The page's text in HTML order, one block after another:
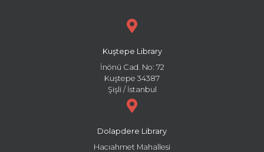
Kuştepe Library
İnönü Cad. No: 72
Kuştepe 34387
Şişli / İstanbul
Dolapdere Library
Hacıahmet Mahallesi